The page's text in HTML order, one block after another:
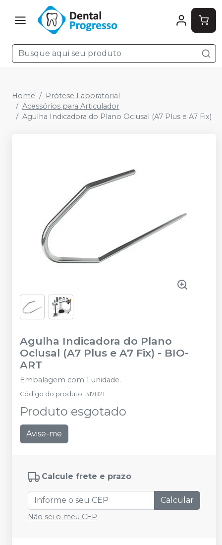
Home
Prótese Laboratorial
Acessórios para Articulador
Agulha Indicadora do Plano Oclusal (A7 Plus e A7 Fix)
Agulha Indicadora do Plano
Oclusal (A7 Plus e A7 Fix) - BIO-
ART
Embalagem com 1 unidade.
Código do produto: 317821
Produto esgotado
Avise-me
Calcule frete e prazo
Calcular
Não sei o meu CEP